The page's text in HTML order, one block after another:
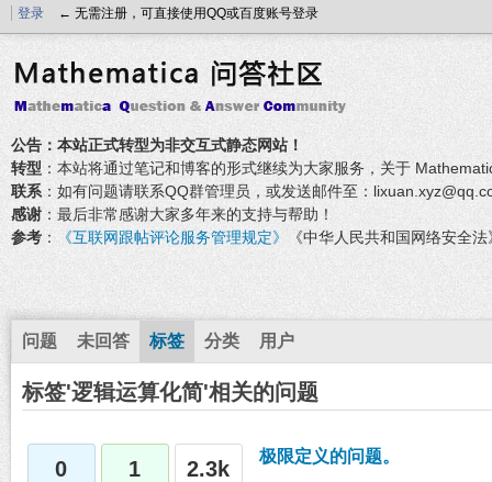
登录 ← 无需注册，可直接使用QQ或百度账号登录
公告：本站正式转型为非交互式静态网站！
转型 ：本站将通过笔记和博客的形式继续为大家服务，关于
联系 ：如有问题请联系QQ群管理员，或发送邮件至：
感谢 ：最后非常感谢大家多年来的支持与帮助！
参考 ： 《互联网跟帖评论服务管理规定》 《中华人民共和国网络安全
问题 未回答 标签 分类 用户
标签'逻辑运算化简'相关的问题
0 1 2.3k
极限定义的问题。